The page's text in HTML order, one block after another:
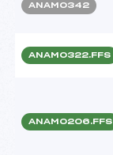
ANAM0342
ANAM0322.FFS
ANAM0206.FFS